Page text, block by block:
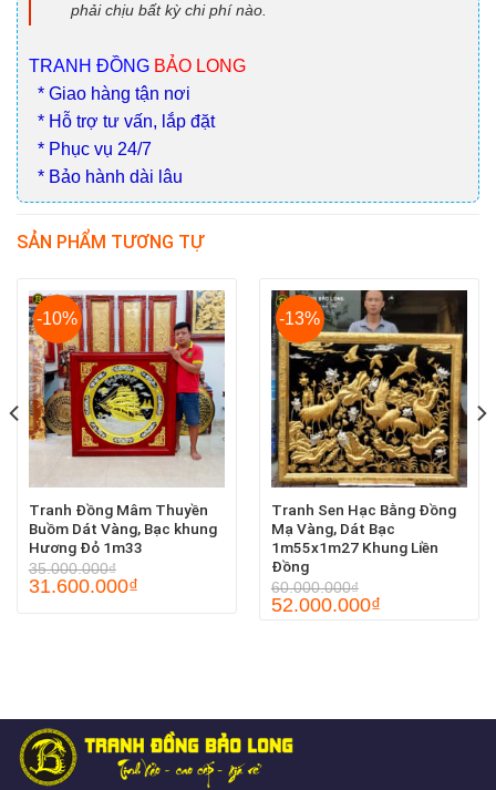
phải chịu bất kỳ chi phí nào.
TRANH ĐỒNG BẢO LONG
* Giao hàng tận nơi
* Hỗ trợ tư vấn, lắp đặt
* Phục vụ 24/7
* Bảo hành dài lâu
SẢN PHẨM TƯƠNG TỰ
-10%
Tranh Đồng Mâm Thuyền
Buồm Dát Vàng, Bạc khung
Hương Đỏ 1m33
35.000.000₫
31.600.000₫
-13%
Tranh Sen Hạc Bằng Đồng
Mạ Vàng, Dát Bạc
1m55x1m27 Khung Liền
Đồng
60.000.000₫
52.000.000₫